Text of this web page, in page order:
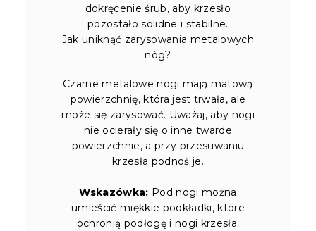
dokręcenie śrub, aby krzesło
pozostało solidne i stabilne.
Jak uniknąć zarysowania metalowych
nóg?
Czarne metalowe nogi mają matową
powierzchnię, która jest trwała, ale
może się zarysować. Uważaj, aby nogi
nie ocierały się o inne twarde
powierzchnie, a przy przesuwaniu
krzesła podnoś je.
Wskazówka: Pod nogi można
umieścić miękkie podkładki, które
ochronią podłogę i nogi krzesła.